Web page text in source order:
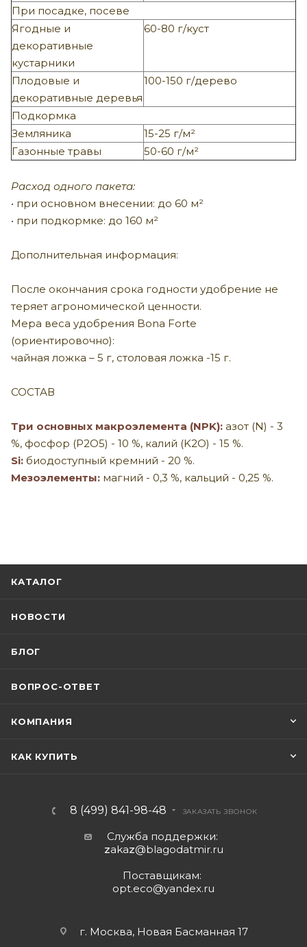
При посадке, посеве
Ягодные и
декоративные
кустарники
60-80 г/куст
Плодовые и
декоративные деревья
100-150 г/дерево
Подкормка
Земляника
15-25 г/м²
Газонные травы
50-60 г/м²
Расход одного пакета:
• при основном внесении: до 60 м²
• при подкормке: до 160 м²
Дополнительная информация:
После окончания срока годности удобрение не
теряет агрономической ценности.
Мера веса удобрения Bona Forte
(ориентировочно):
чайная ложка – 5 г, столовая ложка -15 г.
СОСТАВ
Три основных макроэлемента (NPK): азот (N) - 3
%, фосфор (P2O5) - 10 %, калий (K2O) - 15 %.
Si: биодоступный кремний - 20 %.
Мезоэлементы: магний - 0,3 %, кальций - 0,25 %.
КАТАЛОГ
НОВОСТИ
БЛОГ
ВОПРОС-ОТВЕТ
КОМПАНИЯ
КАК КУПИТЬ
8 (499) 841-98-48 ЗАКАЗАТЬ ЗВОНОК
Служба поддержки:
zakaz@blagodatmir.ru
Поставщикам:
opt.eco@yandex.ru
г. Москва, Новая Басманная 17